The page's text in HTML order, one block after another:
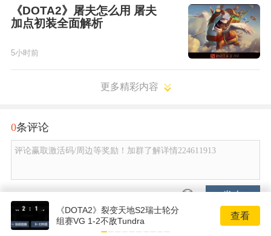
《DOTA2》屠夫怎么用 屠夫
加点初装全面解析
5小时前
更多精彩内容
0条评论
评论赢取激活码/周边等奖励！加群了解详情224611913
发布
《DOTA2》裂变天地S2瑞士轮分
组赛VG 1-2不敌Tundra
查看